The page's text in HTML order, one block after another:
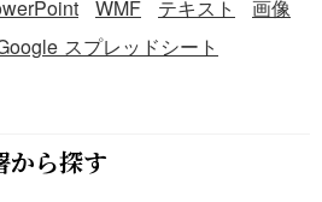
WMF テキスト
画像
スプレッドシート
から探す